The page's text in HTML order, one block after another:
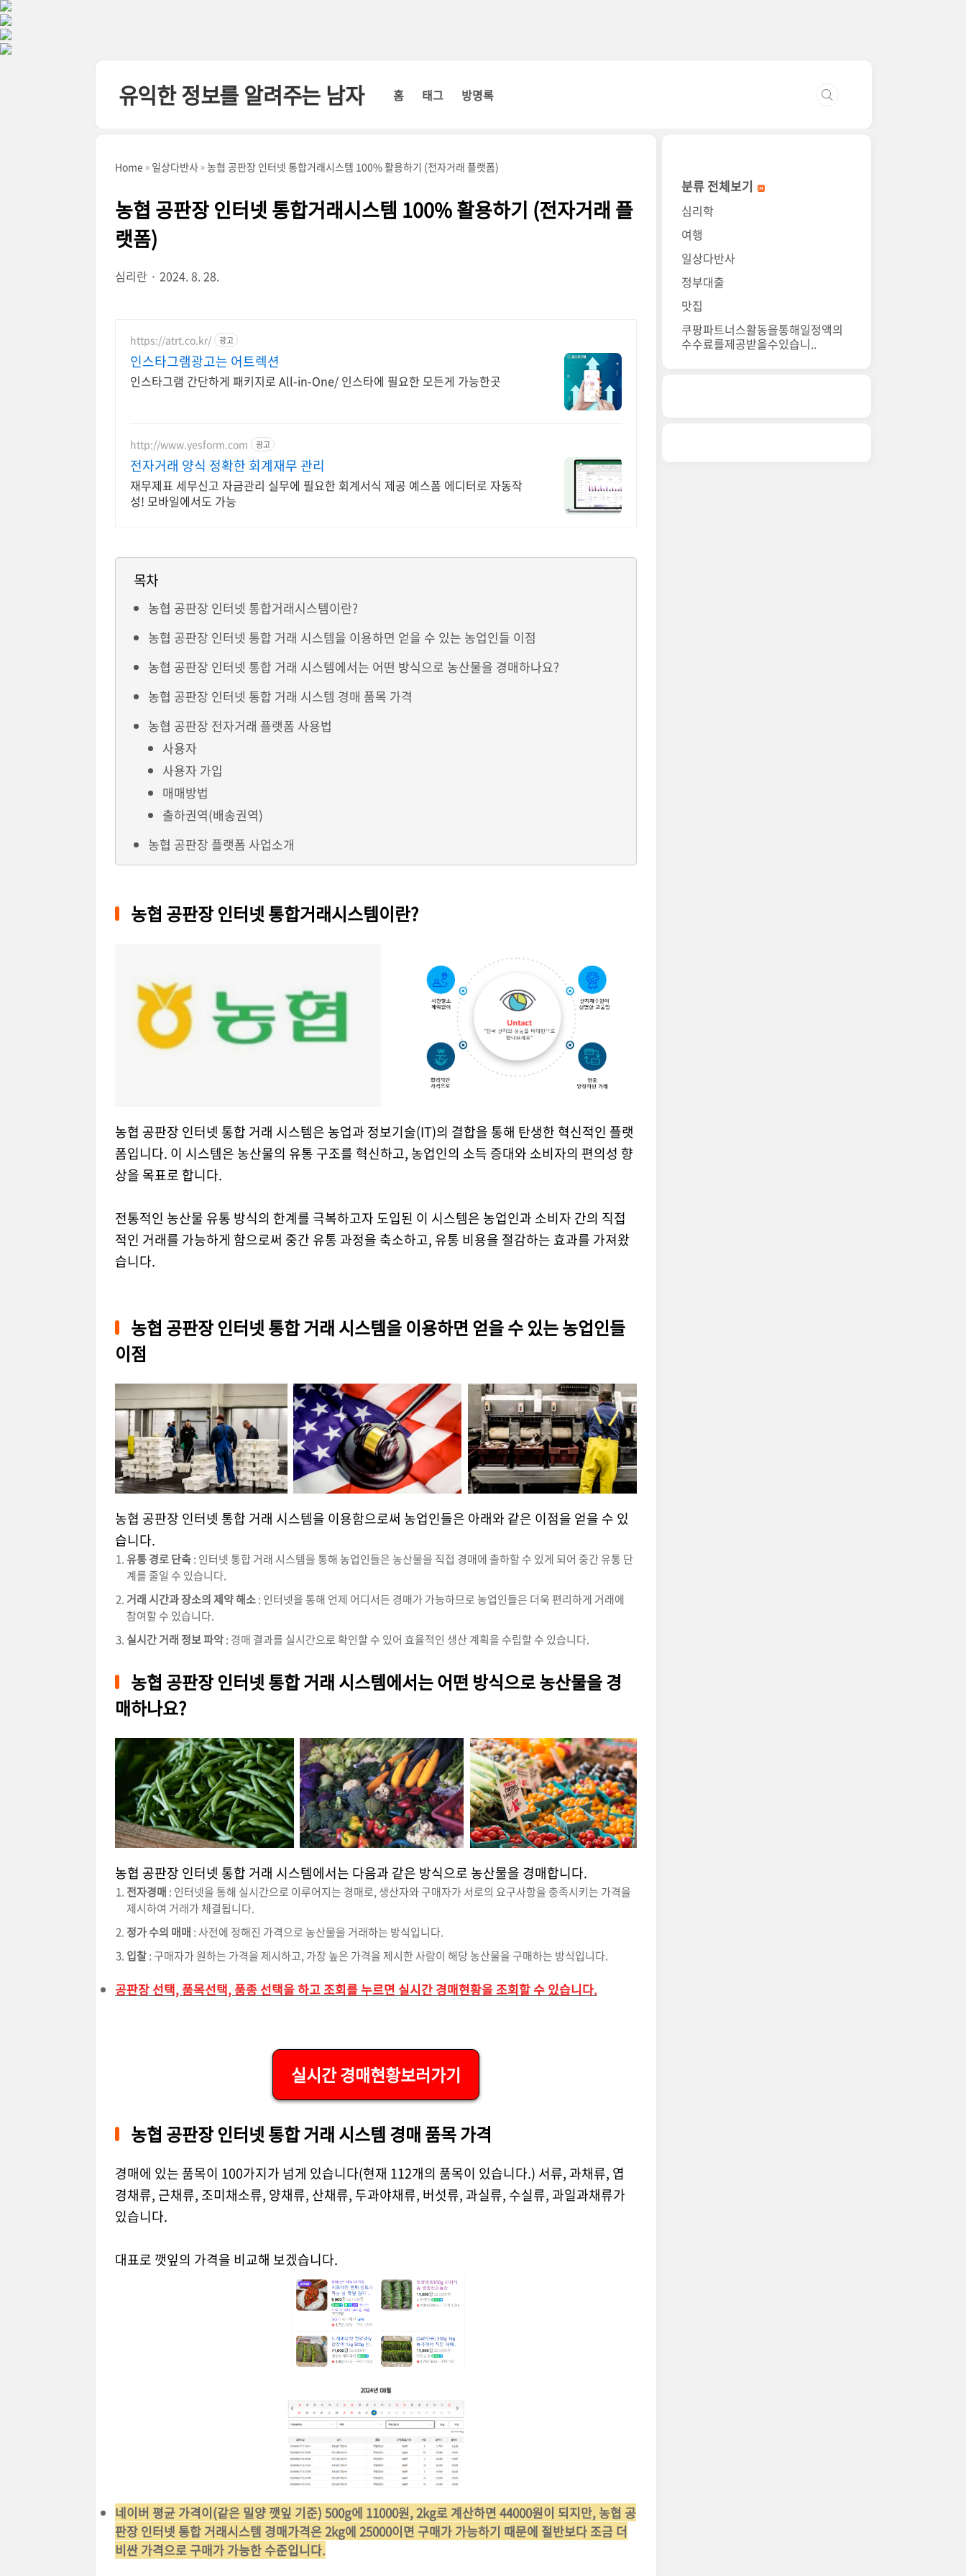
본문 바로가기
유익한 정보를 알려주는 남자 홈 태그 방명록
Home 일상다반사 농협 공판장 인터넷 통합거래시스템 100% 활용하기 (전자거래 플랫폼)
농협 공판장 인터넷 통합거래시스템 100% 활용하기 (전자거래 플
랫폼)
심리란 2024. 8. 28.
https://atrt.co.kr/ 광고
인스타그램광고는 어트렉션
인스타그램 간단하게 패키지로 All-in-One/ 인스타에 필요한 모든게 가능한곳
http://www.yesform.com 광고
전자거래 양식 정확한 회계재무 관리
재무제표 세무신고 자금관리 실무에 필요한 회계서식 제공 예스폼 에디터로 자동작
성! 모바일에서도 가능
목차
농협 공판장 인터넷 통합거래시스템이란?
농협 공판장 인터넷 통합 거래 시스템을 이용하면 얻을 수 있는 농업인들 이점
농협 공판장 인터넷 통합 거래 시스템에서는 어떤 방식으로 농산물을 경매하나요?
농협 공판장 인터넷 통합 거래 시스템 경매 품목 가격
농협 공판장 전자거래 플랫폼 사용법
사용자
사용자 가입
매매방법
출하권역(배송권역)
농협 공판장 플랫폼 사업소개
농협 공판장 인터넷 통합거래시스템이란?
농협 공판장 인터넷 통합 거래 시스템은 농업과 정보기술(IT)의 결합을 통해 탄생한 혁신적인 플랫
폼입니다. 이 시스템은 농산물의 유통 구조를 혁신하고, 농업인의 소득 증대와 소비자의 편의성 향
상을 목표로 합니다.
전통적인 농산물 유통 방식의 한계를 극복하고자 도입된 이 시스템은 농업인과 소비자 간의 직접
적인 거래를 가능하게 함으로써 중간 유통 과정을 축소하고, 유통 비용을 절감하는 효과를 가져왔
습니다.
농협 공판장 인터넷 통합 거래 시스템을 이용하면 얻을 수 있는 농업인들
이점
농협 공판장 인터넷 통합 거래 시스템을 이용함으로써 농업인들은 아래와 같은 이점을 얻을 수 있
습니다.
유통 경로 단축: 인터넷 통합 거래 시스템을 통해 농업인들은 농산물을 직접 경매에 출하할 수 있게 되어 중간 유통 단
계를 줄일 수 있습니다.
거래 시간과 장소의 제약 해소: 인터넷을 통해 언제 어디서든 경매가 가능하므로 농업인들은 더욱 편리하게 거래에
참여할 수 있습니다.
실시간 거래 정보 파악: 경매 결과를 실시간으로 확인할 수 있어 효율적인 생산 계획을 수립할 수 있습니다.
농협 공판장 인터넷 통합 거래 시스템에서는 어떤 방식으로 농산물을 경
매하나요?
농협 공판장 인터넷 통합 거래 시스템에서는 다음과 같은 방식으로 농산물을 경매합니다.
전자경매 : 인터넷을 통해 실시간으로 이루어지는 경매로, 생산자와 구매자가 서로의 요구사항을 충족시키는 가격을
제시하여 거래가 체결됩니다.
정가 수의 매매 : 사전에 정해진 가격으로 농산물을 거래하는 방식입니다.
입찰: 구매자가 원하는 가격을 제시하고, 가장 높은 가격을 제시한 사람이 해당 농산물을 구매하는 방식입니다.
공판장 선택, 품목선택, 품종 선택을 하고 조회를 누르면 실시간 경매현황을 조회할 수 있습니다.
실시간 경매현황보러가기
농협 공판장 인터넷 통합 거래 시스템 경매 품목 가격
경매에 있는 품목이 100가지가 넘게 있습니다(현재 112개의 품목이 있습니다.) 서류, 과채류, 엽
경채류, 근채류, 조미채소류, 양채류, 산채류, 두과야채류, 버섯류, 과실류, 수실류, 과일과채류가
있습니다.
대표로 깻잎의 가격을 비교해 보겠습니다.
네이버 평균 가격이(같은 밀양 깻잎 기준) 500g에 11000원, 2kg로 계산하면 44000원이 되지만, 농협 공
판장 인터넷 통합 거래시스템 경매가격은 2kg에 25000이면 구매가 가능하기 때문에 절반보다 조금 더
비싼 가격으로 구매가 가능한 수준입니다.
분류 전체보기
심리학
여행
일상다반사
정부대출
맛집
쿠팡파트너스활동을통해일정액의
수수료를제공받을수있습니..